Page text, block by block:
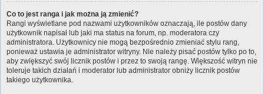
Co to jest ranga i jak można ją zmienić?
Rangi wyświetlane pod nazwami użytkowników oznaczają, ile postów dany
użytkownik napisał lub jaki ma status na forum, np. moderatora czy
administratora. Użytkownicy nie mogą bezpośrednio zmieniać stylu rang,
ponieważ ustawia je administrator witryny. Nie należy pisać postów tylko po to,
aby zwiększyć swój licznik postów i przez to swoją rangę. Większość witryn nie
toleruje takich działań i moderator lub administrator obniży licznik postów
takiego użytkownika.